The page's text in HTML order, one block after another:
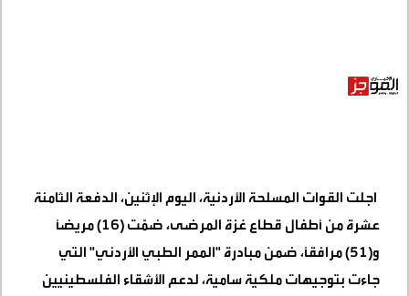
اجلت القوات المسلحة الأردنية، اليوم الإثنين، الدفعة الثامنة
عشرة من أطفال قطاع غزة المرضى، ضمّت (16) مريضاً
و(51) مرافقاً، ضمن مبادرة "الممر الطبي الأردني" التي
جاءت بتوجيهات ملكية سامية، لدعم الأشقاء الفلسطينيين